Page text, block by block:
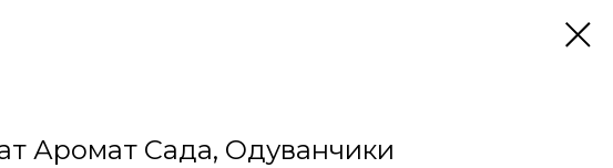
Аромат Сада, Одуванчики